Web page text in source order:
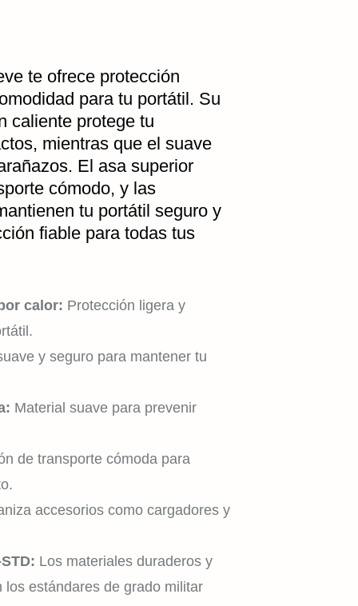
te ofrece protección
para tu portátil. Su
caliente protege tu
mientras que el suave
El asa superior
cómodo, y las
tu portátil seguro y
fiable para todas tus
calor: Protección ligera y
y seguro para mantener tu
Material suave para prevenir
de transporte cómoda para
accesorios como cargadores y
Los materiales duraderos y
estándares de grado militar